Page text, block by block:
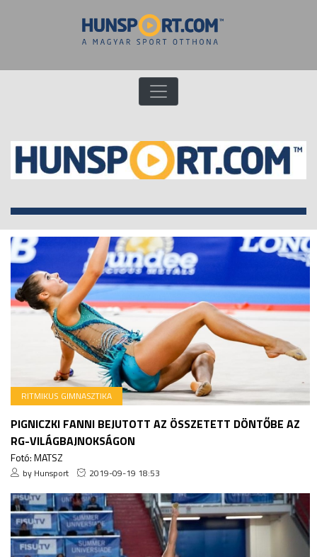
RITMIKUS GIMNASZTIKA
PIGNICZKI FANNI BEJUTOTT AZ ÖSSZETETT DÖNTŐBE AZ
RG-VILÁGBAJNOKSÁGON
Fotó: MATSZ
by Hunsport 2019-09-19 18:53